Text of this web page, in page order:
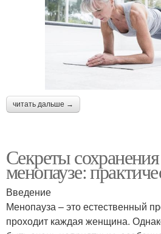
читать дальше →
Секреты
менопаузе:
Введение
Менопауза – это естественный
проходит каждая женщина.